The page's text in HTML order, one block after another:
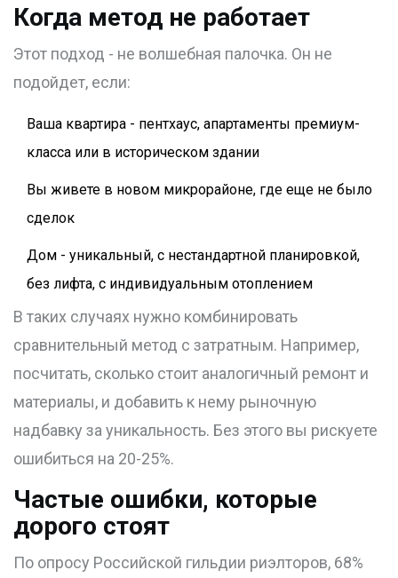
Когда метод не работает
Этот подход - не волшебная палочка. Он не
подойдет, если:
Ваша квартира - пентхаус, апартаменты премиум-
класса или в историческом здании
Вы живете в новом микрорайоне, где еще не было
сделок
Дом - уникальный, с нестандартной планировкой,
без лифта, с индивидуальным отоплением
В таких случаях нужно комбинировать
сравнительный метод с затратным. Например,
посчитать, сколько стоит аналогичный ремонт и
материалы, и добавить к нему рыночную
надбавку за уникальность. Без этого вы рискуете
ошибиться на 20-25%.
Частые ошибки, которые
дорого стоят
По опросу Российской гильдии риэлторов, 68%